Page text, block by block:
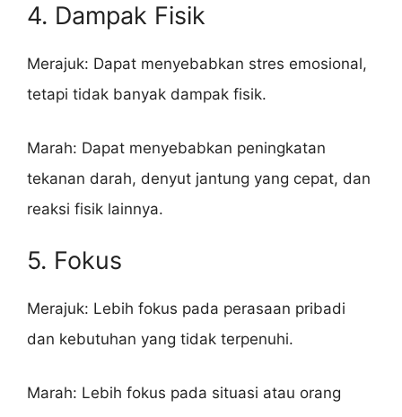
4. Dampak Fisik
Merajuk: Dapat menyebabkan stres emosional,
tetapi tidak banyak dampak fisik.
Marah: Dapat menyebabkan peningkatan
tekanan darah, denyut jantung yang cepat, dan
reaksi fisik lainnya.
5. Fokus
Merajuk: Lebih fokus pada perasaan pribadi
dan kebutuhan yang tidak terpenuhi.
Marah: Lebih fokus pada situasi atau orang